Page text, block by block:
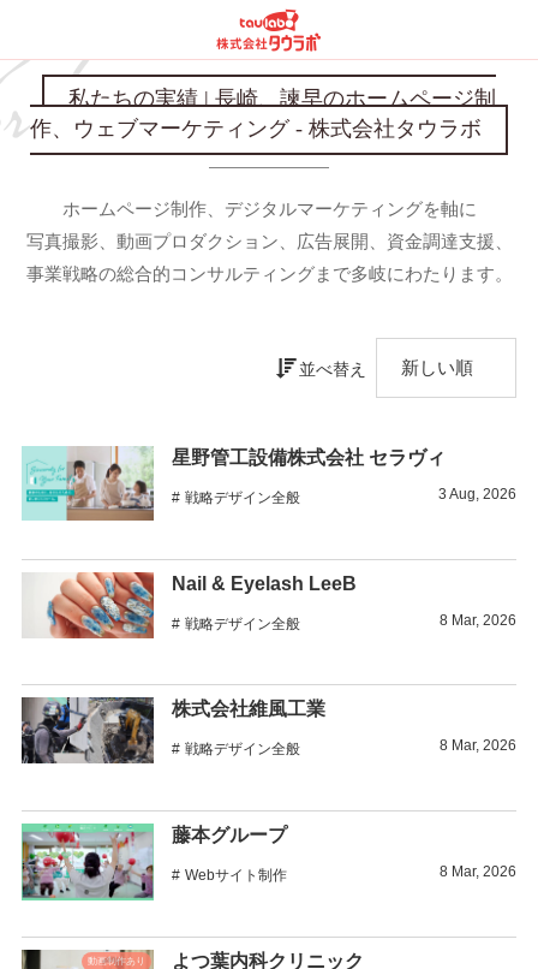
私たちの実績 | 長崎、諫早のホームページ制
作、ウェブマーケティング - 株式会社タウラボ
ホームページ制作、デジタルマーケティングを軸に
写真撮影、動画プロダクション、広告展開、資金調達支援、
事業戦略の総合的コンサルティングまで多岐にわたります。
並べ替え
星野管工設備株式会社 セラヴィ
戦略デザイン全般 3 Aug ,2026
Nail & Eyelash LeeB
戦略デザイン全般 8 Mar,2026
株式会社維風工業
戦略デザイン全般 8 Mar,2026
藤本グループ
Webサイト制作 8 Mar,2026
動画制作あり よつ葉内科クリニック